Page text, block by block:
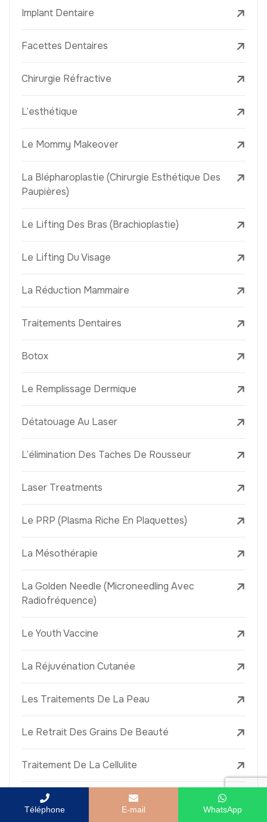
Implant Dentaire
Facettes Dentaires
Chirurgie Réfractive
L’esthétique
Le Mommy Makeover
La Blépharoplastie (Chirurgie Esthétique Des
Paupières)
Le Lifting Des Bras (Brachioplastie)
Le Lifting Du Visage
La Réduction Mammaire
Traitements Dentaires
Botox
Le Remplissage Dermique
Détatouage Au Laser
L’élimination Des Taches De Rousseur
Laser Treatments
Le PRP (Plasma Riche En Plaquettes)
La Mésothérapie
La Golden Needle (Microneedling Avec
Radiofréquence)
Le Youth Vaccine
La Réjuvénation Cutanée
Les Traitements De La Peau
Le Retrait Des Grains De Beauté
Traitement De La Cellulite
Raffermissement De La Peau
Téléphone E-mail WhatsApp